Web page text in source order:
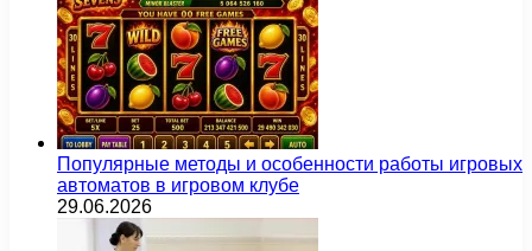
Популярные методы и особенности работы игровых
автоматов в игровом клубе
29.06.2026